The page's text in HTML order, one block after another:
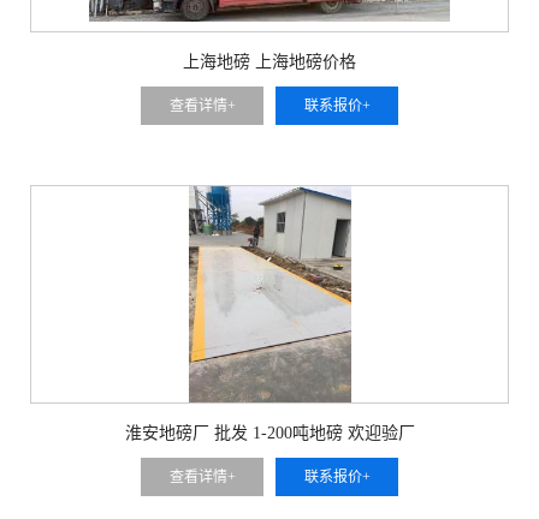
上海地磅 上海地磅价格
查看详情+ 联系报价+
淮安地磅厂 批发 1-200吨地磅 欢迎验厂
查看详情+ 联系报价+